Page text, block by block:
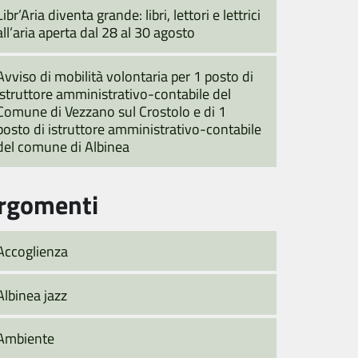
diventa grande: libri, lettori e lettrici
aperta dal 28 al 30 agosto
di mobilità volontaria per 1 posto di
amministrativo-contabile del
di Vezzano sul Crostolo e di 1
di istruttore amministrativo-contabile
comune di Albinea
jazz